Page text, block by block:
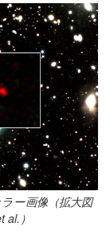
ー画像（拡大図
）